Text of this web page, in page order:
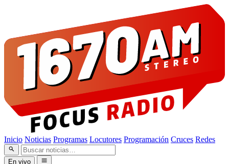
Inicio Noticias Programas Locutores Programación Cruces Redes
En vivo